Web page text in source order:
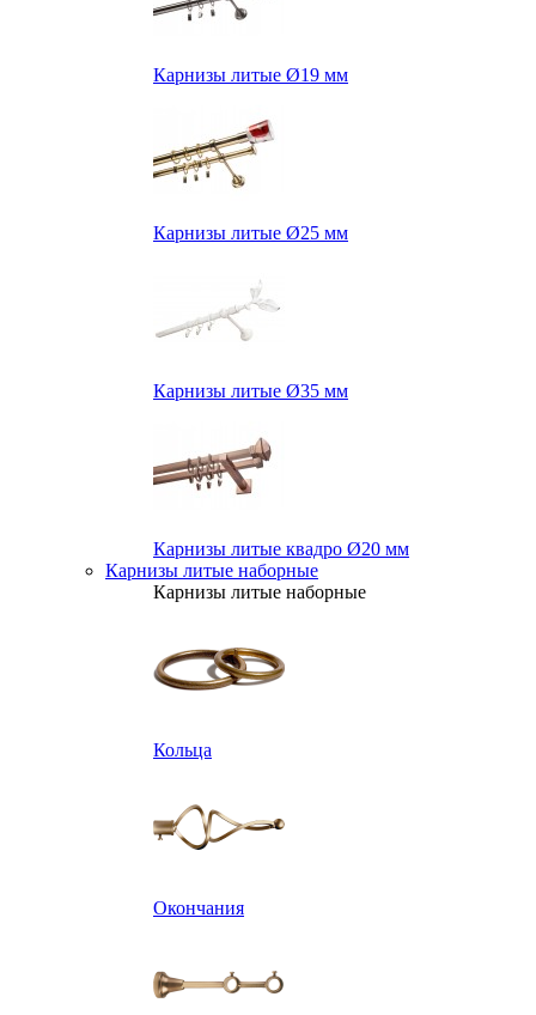
Карнизы литые Ø19 мм
Карнизы литые Ø25 мм
Карнизы литые Ø35 мм
Карнизы литые квадро Ø20 мм
Карнизы литые наборные
Карнизы литые наборные
Кольца
Окончания